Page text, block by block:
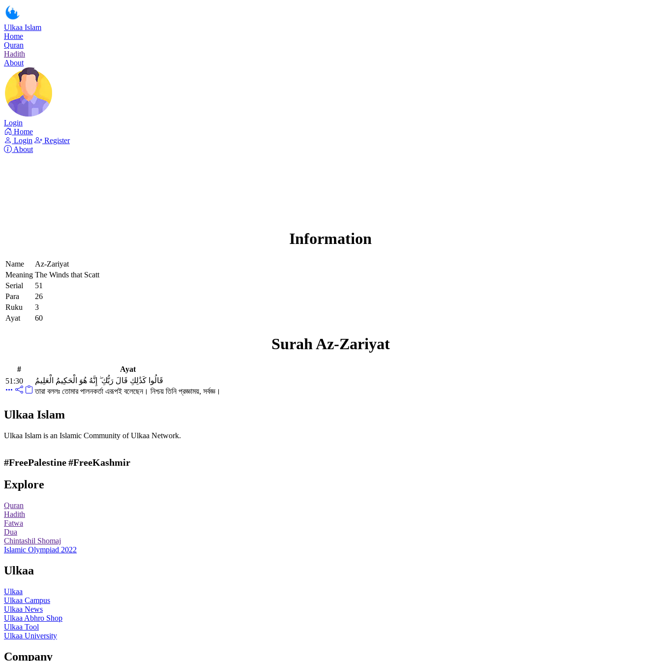
Ulkaa Islam
Home
Quran
Hadith
About
Login
Home
Login
Register
About
Information
Name
Az-Zariyat
Meaning The Winds that Scatt
Serial
51
Para
26
Ruku
3
Ayat
60
Surah Az-Zariyat
#
Ayat
51:30
قَالُوا كَذَٰلِكِ قَالَ رَبُّكِ ۖ إِنَّهُ هُوَ الْحَكِيمُ الْعَلِيمُ
তারা বললঃ তোমার পালনকর্তা এরূপই বলেছেন। নিশ্চয় তিনি প্রজ্ঞাময়, সর্বজ্ঞ।
Ulkaa Islam
Ulkaa Islam is an Islamic Community of Ulkaa Network.
#FreePalestine#FreeKashmir
Explore
Quran
Hadith
Fatwa
Dua
Chintashil Shomaj
Islamic Olympiad 2022
Ulkaa
Ulkaa
Ulkaa Campus
Ulkaa News
Ulkaa Abhro Shop
Ulkaa Tool
Ulkaa University
Company